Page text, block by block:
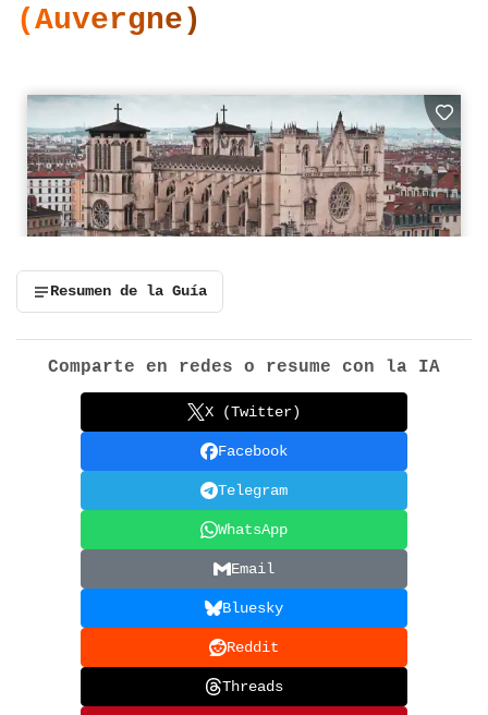
(Auvergne)
Resumen de la Guía
Comparte en redes o resume con la IA
X (Twitter)
Facebook
Telegram
WhatsApp
Email
Bluesky
Reddit
Threads